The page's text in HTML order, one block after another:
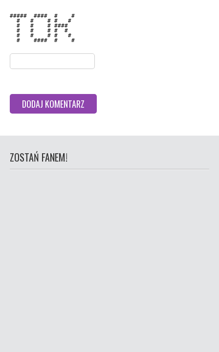
#####  ####  #    #
  #   #    # #   #
  #   #    # ####
  #   #    # #  #
  #   #    # #   #
  #    ####  #    #
ZOSTAŃ FANEM!